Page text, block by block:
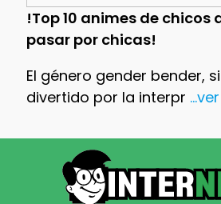
!Top 10 animes de chicos
pasar por chicas!
El género gender bender,
divertido por la interpr